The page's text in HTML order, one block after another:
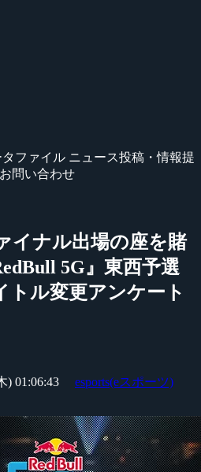
タファイル ニュース投稿・情報提
お問い合わせ
イナル出場の座を賭
5G』東西予選
トル変更アンケート
) 01:06:43 esports(eスポーツ)